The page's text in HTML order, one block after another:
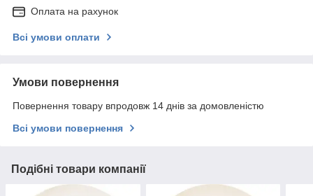
Оплата на рахунок
Всі умови оплати
Умови повернення
Повернення товару впродовж 14 днів за домовленістю
Всі умови повернення
Подібні товари компанії